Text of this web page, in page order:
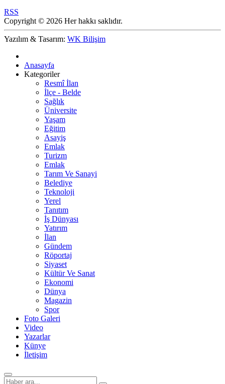
RSS
Copyright © 2026 Her hakkı saklıdır.
Yazılım & Tasarım: WK Bilişim
Anasayfa
Kategoriler
Resmî İlan
İlçe - Belde
Sağlık
Üniversite
Yaşam
Eğitim
Asayiş
Emlak
Turizm
Emlak
Tarım Ve Sanayi
Belediye
Teknoloji
Yerel
Tanıtım
İş Dünyası
Yatırım
İlan
Gündem
Röportaj
Siyaset
Kültür Ve Sanat
Ekonomi
Dünya
Magazin
Spor
Foto Galeri
Video
Yazarlar
Künye
İletişim